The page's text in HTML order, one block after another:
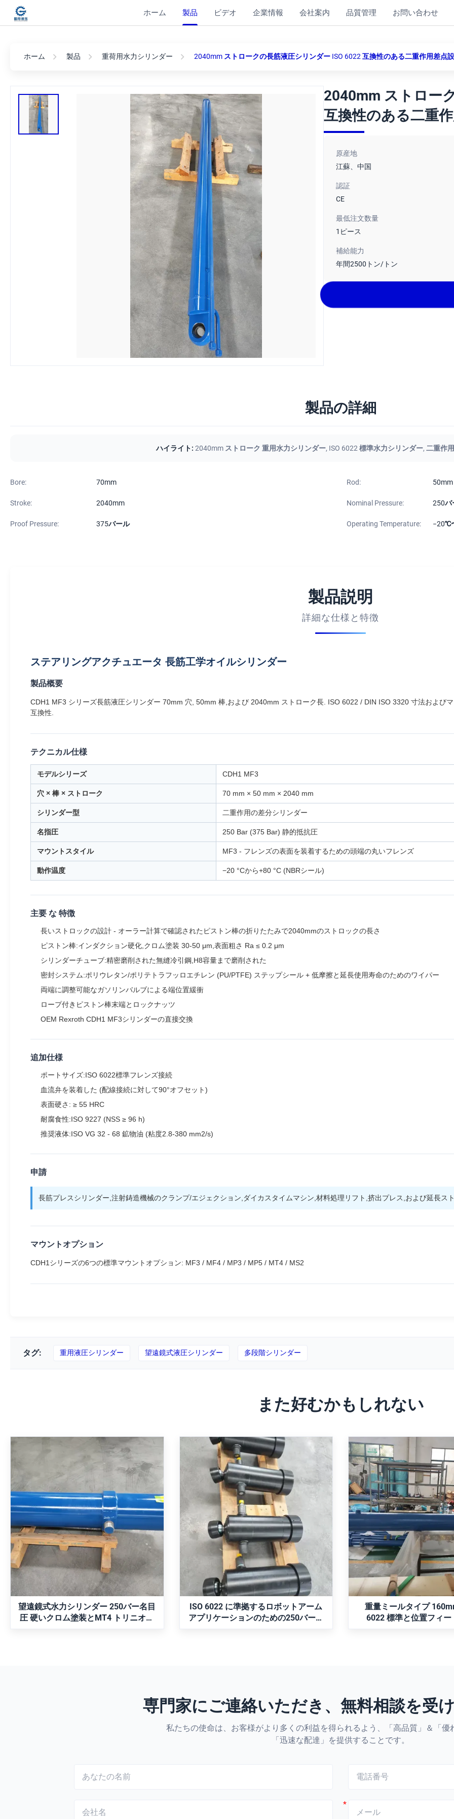
ホーム 製品 ビデオ 企業情報 会社案内 品質管理 お問い合わせ
ホーム 製品 重荷用水力シリンダー 2040mm ストロークの長筋液圧シリンダー ISO 6022 互換性のある二重作用差点
2040mm ストロー
互換性のある二重
原産地
江蘇、中国
認証
CE
最低注文数量
1ピース
補給能力
年間2500トン/トン
製品の詳細
ハイライト: 2040mm ストローク 重用水力シリンダー, ISO 6022 標準水力シリンダー, 二重作
Bore: 70mm Rod: 50mm
Stroke: 2040mm Nominal Pressure: 250バ
Proof Pressure: 375バール Operating Temperature: −20℃
製品説明
詳細な仕様と特徴
ステアリングアクチュエータ 長筋工学オイルシリンダー
製品概要
CDH1 MF3 シリーズ長筋液圧シリンダー 70mm 穴, 50mm 棒,および 2040mm ストローク長. ISO 6022 / DIN ISO 3320 寸法および
互換性.
テクニカル仕様
モデルシリーズ CDH1 MF3
穴 × 棒 × ストローク 70 mm × 50 mm × 2040 mm
シリンダー型 二重作用の差分シリンダー
名指圧 250 Bar (375 Bar) 静的抵抗圧
マウントスタイル MF3 - フレンズの表面を装着するための頭端の丸いフレンズ
動作温度 −20 °Cから+80 °C (NBRシール)
主要 な 特徴
長いストロックの設計 - オーラー計算で確認されたピストン棒の折りたたみで2040mmのストロックの長さ
ピストン棒:インダクション硬化,クロム塗装 30-50 μm,表面粗さ Ra ≤ 0.2 μm
シリンダーチューブ:精密磨削された無縫冷引鋼,H8容量まで磨削された
密封システム:ポリウレタン/ポリテトラフッロエチレン (PU/PTFE) ステップシール + 低摩擦と延長使用寿命のためのワイパー
両端に調整可能なガソリンバルブによる端位置緩衝
ロープ付きピストン棒末端とロックナッツ
OEM Rexroth CDH1 MF3シリンダーの直接交換
追加仕様
ポートサイズ:ISO 6022標準フレンズ接続
血流弁を装着した (配線接続に対して90°オフセット)
表面硬さ: ≥ 55 HRC
耐腐食性:ISO 9227 (NSS ≥ 96 h)
推奨液体:ISO VG 32 - 68 鉱物油 (粘度2.8-380 mm2/s)
申請
長筋プレスシリンダー,注射鋳造機械のクランプ/エジェクション,ダイカスタイムマシン,材料処理リフト,挤出プレス,および延長ス
マウントオプション
CDH1シリーズの6つの標準マウントオプション: MF3 / MF4 / MP3 / MP5 / MT4 / MS2
タグ: 重用液圧シリンダー 望遠鏡式液圧シリンダー 多段階シリンダー
また好むかもしれない
望遠鏡式水力シリンダー 250バー名目
圧 硬いクロム塗装とMT4 トリニオン
望遠鏡式水力シリンダー 250バ
ー名目圧 硬いクロム塗装とMT4
トリニオンマウント
MT4トラニオン取付の多段伸縮油圧シリ
ンダ。コンパクトな長さから長いストロ
ークを実現する精密な入れ子設計、重量
物を持ち上げるための高い力密度、耐食
性を高める硬質クロムメッキ、漏れをゼ
ロにする特殊なシールが特徴です。産業
機械や鉱山機械に最適です。
お問い合わせ
ISO 6022 に準拠するロボットアーム
アプリケーションのための250バーの
ISO 6022 に準拠するロボットア
ームアプリケーションのための
250バーの動作圧と3100mmの
ストロークを持つ望遠鏡式水力
シリンダー
リフトアームシリンダーロボットアーム
伸縮シリンダー: ISO 6022/DIN 24 333 準
拠、動作圧力 250 bar、ボア/ロッド/スト
ローク 125/70-3100。高周波焼き入れク
ロムロッド、複動クッション、球面ベア
リングが特徴で、Rexroth/Parker モデル
と互換性があります。ロボットアームや
産業オートメーションに最適です。
お問い合わせ
重量ミールタイプ
6022 標準と位置フィー
重量ミールタイプ
ISO 6022 標準と位置
ック
ISO 6022 準拠のヘビーデュ
シリンダー CDH1 MP5 160/
密制御のための統合位置セ
bar の公称圧力、および過
保護ベローズを備えていま
CDH1/CGH1 サーボ シリー
換性があります。
お問い合わせ
専門家にご連絡いただき、無料相談を受
私たちの使命は、お客様がより多くの利益を得られるよう、「高品質」＆「優
「迅速な配達」を提供することです。
*